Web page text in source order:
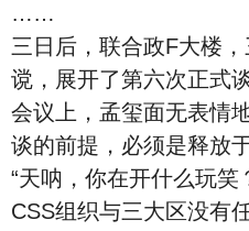
……
三日后，联合政F大楼
谠，展开了第六次正式谈
会议上，孟玺面无表情
谈的前提，必须是释放
“天呐，你在开什么玩
CSS组织与三大区没有